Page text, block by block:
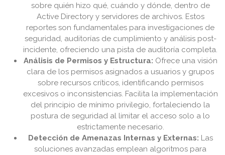
sobre quién hizo qué, cuándo y dónde, dentro de
Active Directory y servidores de archivos. Estos
reportes son fundamentales para investigaciones de
seguridad, auditorías de cumplimiento y análisis post-
incidente, ofreciendo una pista de auditoría completa.
Análisis de Permisos y Estructura: Ofrece una visión
clara de los permisos asignados a usuarios y grupos
sobre recursos críticos, identificando permisos
excesivos o inconsistencias. Facilita la implementación
del principio de mínimo privilegio, fortaleciendo la
postura de seguridad al limitar el acceso solo a lo
estrictamente necesario.
Detección de Amenazas Internas y Externas: Las
soluciones avanzadas emplean algoritmos para